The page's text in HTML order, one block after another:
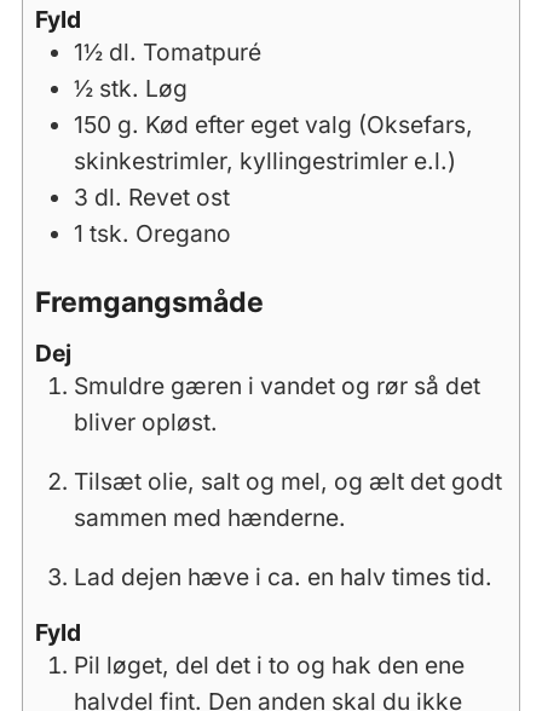
Fyld
1½ dl. Tomatpuré
½ stk. Løg
150 g. Kød efter eget valg (Oksefars,
skinkestrimler, kyllingestrimler e.l.)
3 dl. Revet ost
1 tsk. Oregano
Fremgangsmåde
Dej
Smuldre gæren i vandet og rør så det
bliver opløst.
Tilsæt olie, salt og mel, og ælt det godt
sammen med hænderne.
Lad dejen hæve i ca. en halv times tid.
Fyld
Pil løget, del det i to og hak den ene
halvdel fint. Den anden skal du ikke